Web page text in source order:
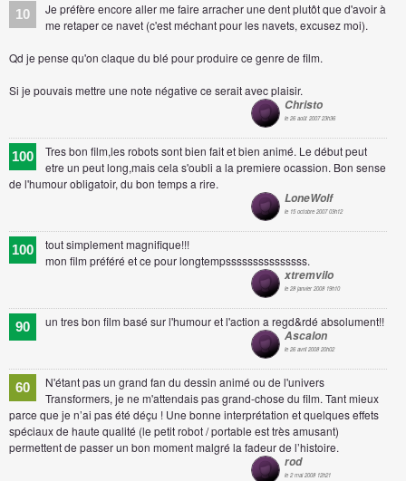
10
Je préfère encore aller me faire arracher une dent plutôt que d'avoir à
me retaper ce navet (c'est méchant pour les navets, excusez moi).
Qd je pense qu'on claque du blé pour produire ce genre de film.
Si je pouvais mettre une note négative ce serait avec plaisir.
Christo
le 26 août 2007 23h36
100
Tres bon film,les robots sont bien fait et bien animé. Le début peut
etre un peut long,mais cela s'oubli a la premiere ocassion. Bon sense
de l'humour obligatoir, du bon temps a rire.
LoneWolf
le 15 octobre 2007 03h12
100
tout simplement magnifique!!!
mon film préféré et ce pour longtempsssssssssssssss.
xtremvilo
le 28 janvier 2008 19h10
90
un tres bon film basé sur l'humour et l'action a regd&rdé absolument!!
Ascalon
le 26 avril 2008 20h02
60
N'étant pas un grand fan du dessin animé ou de l'univers
Transformers, je ne m'attendais pas grand-chose du film. Tant mieux
parce que je n’ai pas été déçu ! Une bonne interprétation et quelques effets
spéciaux de haute qualité (le petit robot / portable est très amusant)
permettent de passer un bon moment malgré la fadeur de l’histoire.
rod
le 2 mai 2008 12h21